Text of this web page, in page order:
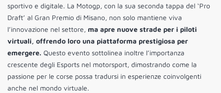
sportivo e digitale. La Motogp, con la sua seconda tappa del ‘Pro
Draft’ al Gran Premio di Misano, non solo mantiene viva
l’innovazione nel settore, ma apre nuove strade per i piloti
virtuali, offrendo loro una piattaforma prestigiosa per
emergere. Questo evento sottolinea inoltre l’importanza
crescente degli Esports nel motorsport, dimostrando come la
passione per le corse possa tradursi in esperienze coinvolgenti
anche nel mondo virtuale.